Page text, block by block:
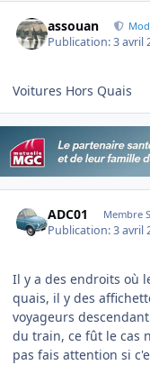
assouan
Publication:3 avril
Voitures Hors Quais
ADC01 Membre
Publication:3 avril
Il y a des endroits où
quais, il y des
voyageurs
du train, ce fût le cas
pas fais attention si